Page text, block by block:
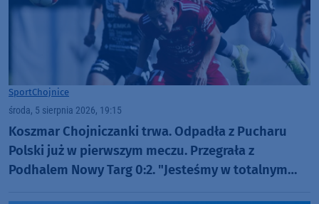
SportChojnice
środa, 5 sierpnia 2026, 19:15
Koszmar Chojniczanki trwa. Odpadła z Pucharu
Polski już w pierwszym meczu. Przegrała z
Podhalem Nowy Targ 0:2. "Jesteśmy w totalnym